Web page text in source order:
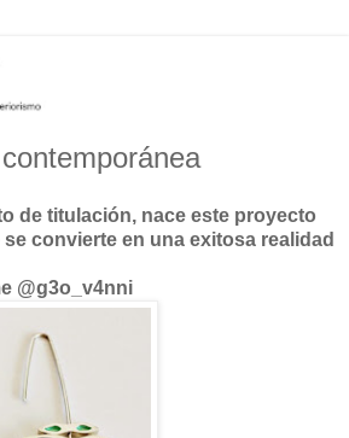
de titulación, nace este proyecto
convierte en una exitosa realidad
@g3o_v4nni